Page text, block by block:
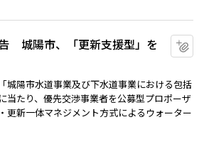
城陽市、「更新支援型」を
城陽市水道事業及び下水道事業における包括
当たり、優先交渉事業者を公募型プロポーザ
更新一体マネジメント方式によるウォーター